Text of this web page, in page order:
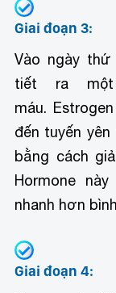
Giai đoạn 3:
Vào ngày
tiết ra một
máu.
đến tuyến
bằng cách
Hormone
nhanh hơn
Giai đoạn 4: